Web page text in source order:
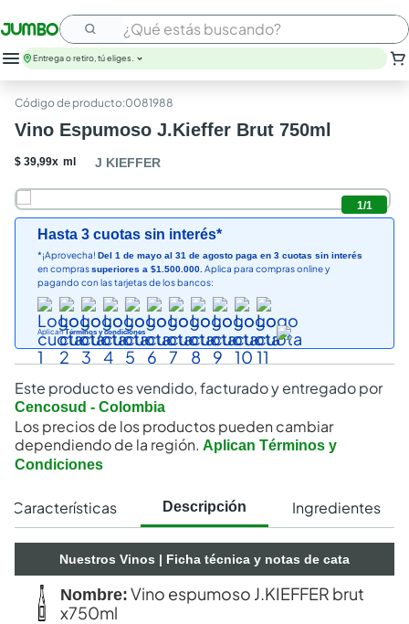
¿Qué estás buscando?
Entrega o retiro, tú eliges.
:0081988
Vino Espumoso J.Kieffer Brut 750ml
$ 39,99x ml J KIEFFER
1/1
Hasta 3 cuotas sin interés*
*¡Aprovecha! Del 1 de mayo al 31 de agosto paga en 3 cuotas sin interés
en comprassuperiores a $1.500.000. Aplica para compras online y
pagando con las tarjetas de los bancos:
AplicanTérminos y condiciones
Este producto es vendido, facturado y entregado por
Cencosud - Colombia
Los precios de los productos pueden cambiar
dependiendo de la región. Aplican Términos y
Condiciones
Características Descripción Ingredientes
Nuestros Vinos | Ficha técnica y notas de cata
Nombre: Vino espumoso J.KIEFFER brut
x750ml